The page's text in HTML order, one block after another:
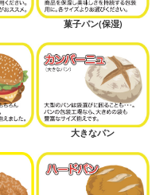
菓子パン(保湿)
大きなパン